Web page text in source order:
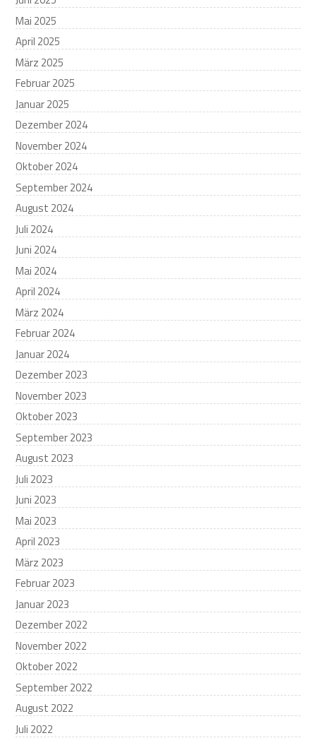
Mai 2025
April 2025
März 2025
Februar 2025
Januar 2025
Dezember 2024
November 2024
Oktober 2024
September 2024
August 2024
Juli 2024
Juni 2024
Mai 2024
April 2024
März 2024
Februar 2024
Januar 2024
Dezember 2023
November 2023
Oktober 2023
September 2023
August 2023
Juli 2023
Juni 2023
Mai 2023
April 2023
März 2023
Februar 2023
Januar 2023
Dezember 2022
November 2022
Oktober 2022
September 2022
August 2022
Juli 2022